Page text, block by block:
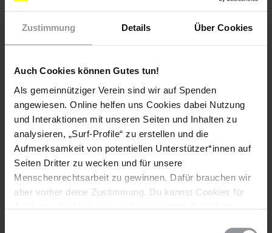
Zustimmung Details Über Cookies
Auch Cookies können Gutes tun!
Als gemeinnütziger Verein sind wir auf Spenden
angewiesen. Online helfen uns Cookies dabei Nutzung
und Interaktionen mit unseren Seiten und Inhalten zu
analysieren, „Surf-Profile“ zu erstellen und die
Aufmerksamkeit von potentiellen Unterstützer*innen auf
Seiten Dritter zu wecken und für unsere
Menschenrechtsarbeit zu gewinnen. Dafür brauchen wir
aber vorher deine Zustimmung. Du kannst Cookies für
und verlängerte Einzelhaft unter isolierten Bedingungen.
Veranlassen Sie bis zu seiner Freilassung die Verlegung
von Ekpar Asat aus dem Gefängnis in Aksu in ein
er regelmäßigen und uneingeschränkten Zugang zu
einem Rechtsbeistand seiner Wahl sowie zu seiner
Familie hat.
Sachlage
Es besteht große Sorge um den uigurischen Geschäftsmann
Ekpar Asat (艾克拜尔 -艾赛提), der wegen "Anstiftung zu
verbüßt. Es ist nicht bekannt, dass der Fall vor Gericht